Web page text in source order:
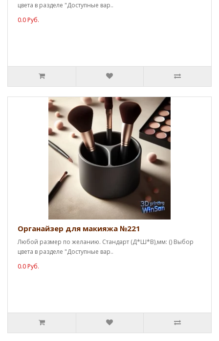
цвета в разделе "Доступные вар..
0.0 Руб.
Органайзер для макияжа №221
Любой размер по желанию. Стандарт (Д*Ш*В),мм: () Выбор
цвета в разделе "Доступные вар..
0.0 Руб.